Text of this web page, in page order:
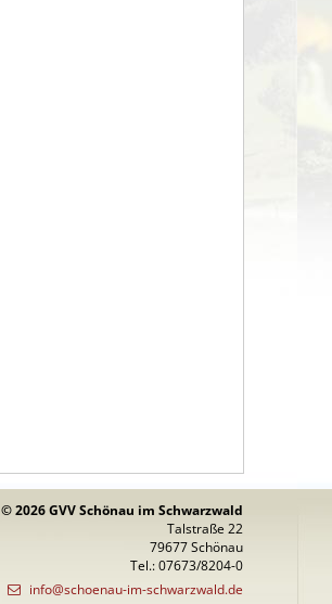
© 2026 GVV Schönau im Schwarzwald
Talstraße 22
79677 Schönau
Tel.: 07673/8204-0
info@schoenau-im-schwarzwald.de